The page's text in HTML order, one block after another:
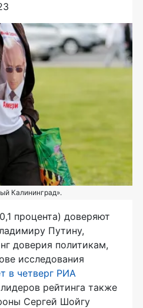
Калининград».
процента) доверяют
Путину,
доверия политикам,
исследования
в четверг РИА
рейтинга также
Сергей Шойгу